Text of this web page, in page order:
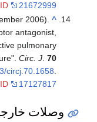
21672999
^
2006).
antagonist,
pulmonary
Circ. J .70
circj.70.1658
17127817
وصلات